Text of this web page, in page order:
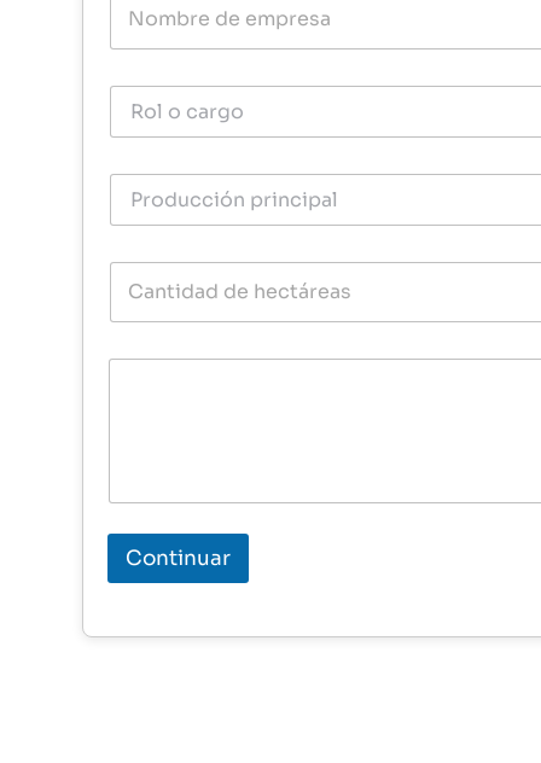
Continuar